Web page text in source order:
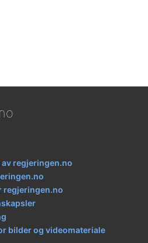
regjeringen.no
bilder og videomateriale